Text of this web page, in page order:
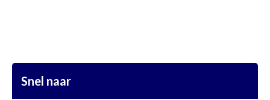
Snel naar